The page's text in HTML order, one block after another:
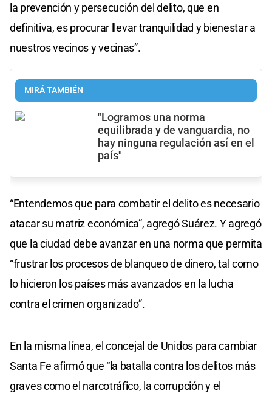
la prevención y persecución del delito, que en
definitiva, es procurar llevar tranquilidad y bienestar a
nuestros vecinos y vecinas”.
MIRÁ TAMBIÉN
"Logramos una norma
equilibrada y de vanguardia, no
hay ninguna regulación así en el
país"
“Entendemos que para combatir el delito es necesario
atacar su matriz económica”, agregó Suárez. Y agregó
que la ciudad debe avanzar en una norma que permita
“frustrar los procesos de blanqueo de dinero, tal como
lo hicieron los países más avanzados en la lucha
contra el crimen organizado”.
En la misma línea, el concejal de Unidos para cambiar
Santa Fe afirmó que “la batalla contra los delitos más
graves como el narcotráfico, la corrupción y el